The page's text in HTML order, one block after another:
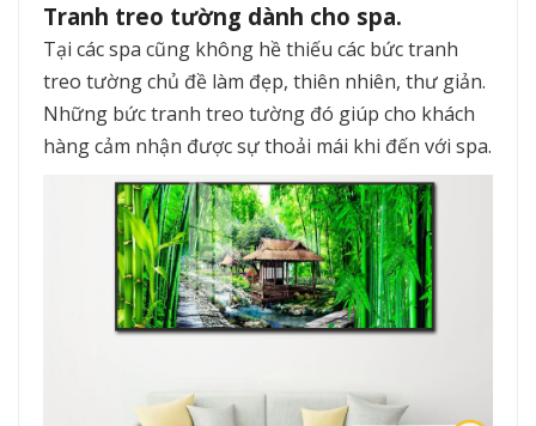
Tranh treo tường dành cho spa.
Tại các spa cũng không hề thiếu các bức tranh
treo tường chủ đề làm đẹp, thiên nhiên, thư giản.
Những bức tranh treo tường đó giúp cho khách
hàng cảm nhận được sự thoải mái khi đến với spa.